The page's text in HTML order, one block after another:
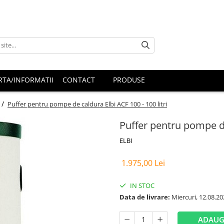
INFORMATII CONTACT PRODUSE
/ Puffer pentru pompe de caldura Elbi ACF 100 - 100 litri
Puffer pentru pompe
ELBI
1.975,00 Lei
IN STOC
Data de livrare: Miercuri,